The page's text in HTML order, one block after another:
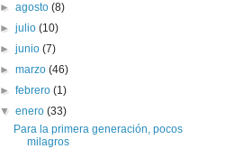
►agosto(8)
►julio(10)
►junio(7)
►marzo(46)
►febrero(1)
▼enero(33)
Para la primera generación, pocos
milagros